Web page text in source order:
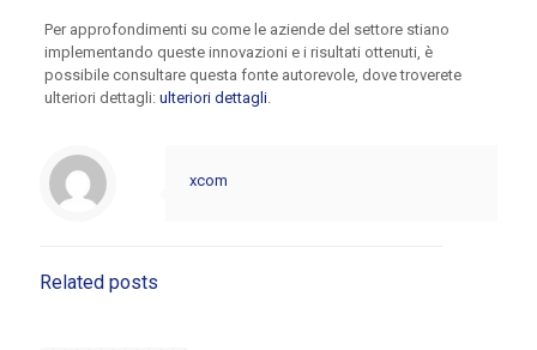
Per approfondimenti su come le aziende del settore stiano
implementando queste innovazioni e i risultati ottenuti, è
possibile consultare questa fonte autorevole, dove troverete
ulteriori dettagli: ulteriori dettagli.
xcom
Related posts